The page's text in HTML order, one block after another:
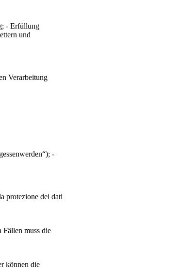
- Erfüllung
und
Verarbeitung
-
protezione dei dati
muss die
können die